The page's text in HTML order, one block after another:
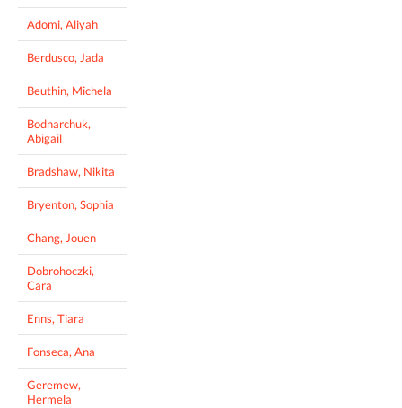
Adomi, Aliyah
Berdusco, Jada
Beuthin, Michela
Bodnarchuk,
Abigail
Bradshaw, Nikita
Bryenton, Sophia
Chang, Jouen
Dobrohoczki,
Cara
Enns, Tiara
Fonseca, Ana
Geremew,
Hermela